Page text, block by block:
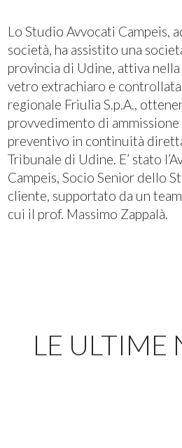
Lo Studio Avvocati Campeis,
società, ha assistito una
provincia di Udine, attiva
vetro extrachiaro e
regionale Friulia S.p.A.,
provvedimento di
preventivo in continuità
Tribunale di Udine. E’ stato
Campeis, Socio Senior dello
cliente, supportato da un
cui il prof. Massimo Zappalà.
LE ULTIME